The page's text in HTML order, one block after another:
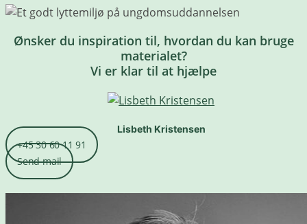
Ønsker du inspiration til, hvordan du kan bruge
materialet?
Vi er klar til at hjælpe
Lisbeth Kristensen
+45 30 60 11 91
Send mail